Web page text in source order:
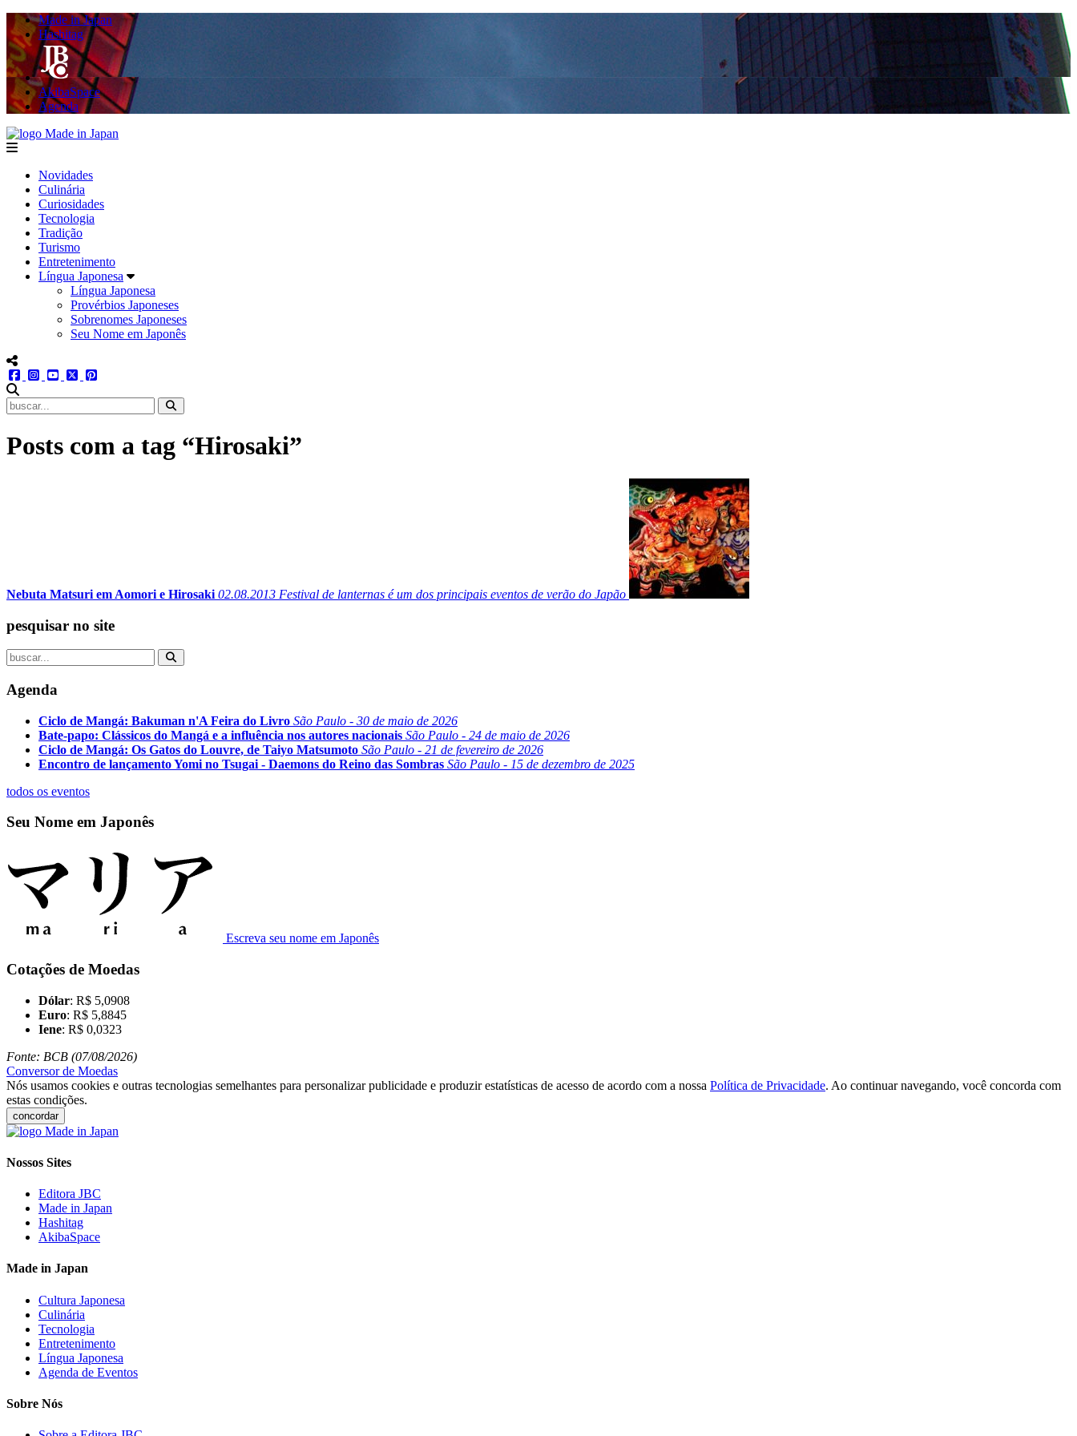
Made in Japan
Hashitag
AkibaSpace
Agenda
menu
Novidades
Culinária
Curiosidades
Tecnologia
Tradição
Turismo
Entretenimento
Língua Japonesa
Língua Japonesa
Provérbios Japoneses
Sobrenomes Japoneses
Seu Nome em Japonês
menu redes social
facebookinstagram
youtube
twitter
Posts com a tag “Hirosaki”
Nebuta Matsuri em Aomori e Hirosaki 02.08.2013 Festival de lanternas é um dos principais eventos de verão do Japão
pesquisar no site
Agenda
Ciclo de Mangá: Bakuman n'A Feira do Livro São Paulo - 30 de maio de 2026
Bate-papo: Clássicos do Mangá e a influência nos autores nacionais São Paulo - 24 de maio de 2026
Ciclo de Mangá: Os Gatos do Louvre, de Taiyo Matsumoto São Paulo - 21 de fevereiro de 2026
Encontro de lançamento Yomi no Tsugai - Daemons do Reino das Sombras São Paulo - 15 de dezembro de 2025
todos os eventos
Seu Nome em Japonês
Escreva seu nome em Japonês
Cotações de Moedas
Dólar: R$ 5,0908
Euro: R$ 5,8845
Iene: R$ 0,0323
Fonte: BCB (07/08/2026)
Conversor de Moedas
Nós usamos cookies e outras tecnologias semelhantes para personalizar publicidade e produzir estatísticas de acesso de acordo com a nossa Política de Privacidade. Ao continuar navegando, você concorda com
estas condições.
concordar
Nossos Sites
Editora JBC
Made in Japan
Hashitag
AkibaSpace
Made in Japan
Cultura Japonesa
Culinária
Tecnologia
Entretenimento
Língua Japonesa
Agenda de Eventos
Sobre Nós